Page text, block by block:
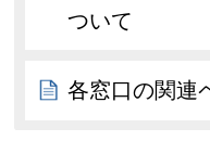
ついて
各窓口の関連